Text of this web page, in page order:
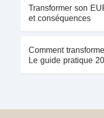
Transformer son
et conséquences
Comment
Le guide pratique